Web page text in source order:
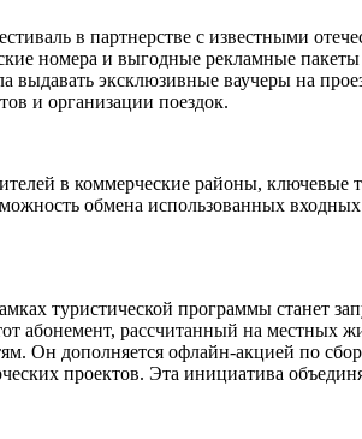
в партнерстве с известными
номера и выгодные рекламные
выдавать эксклюзивные ваучеры на
и организации поездок.
в коммерческие районы,
обмена использованных
туристической программы станет
абонемент, рассчитанный на местных
Он дополняется офлайн-акцией по
проектов. Эта инициатива